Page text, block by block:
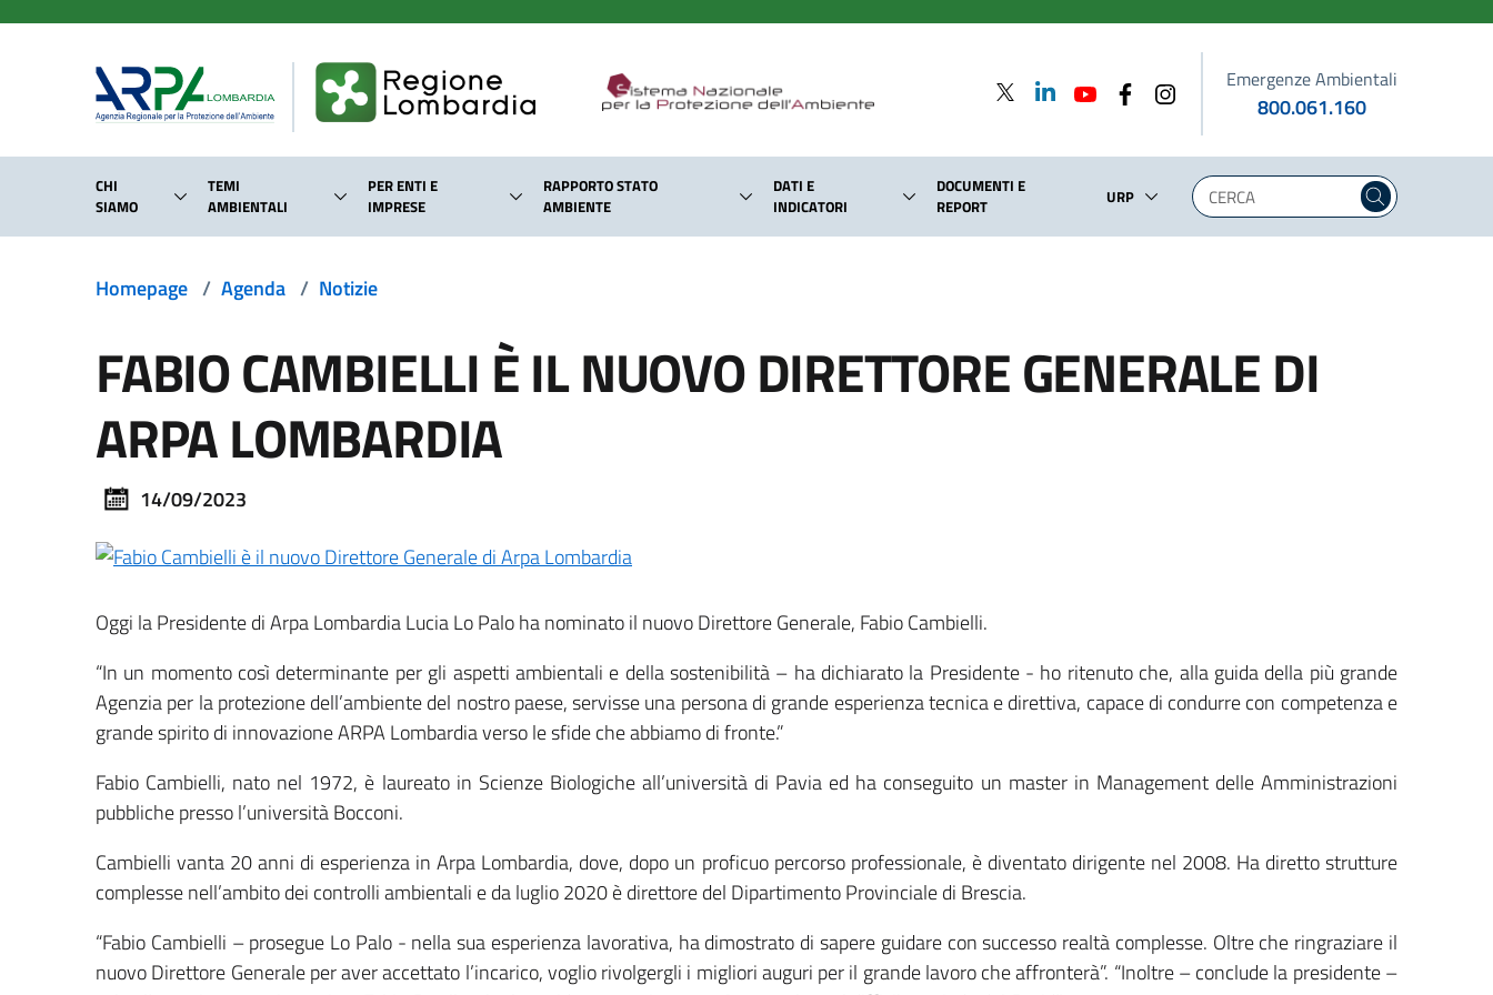
Emergenze Ambientali
800.061.160
CHI
SIAMO
TEMI
AMBIENTALI
PER ENTI E
IMPRESE
RAPPORTO STATO
AMBIENTE
DATI E
INDICATORI
DOCUMENTI E
REPORT
URP
Homepage / Agenda / Notizie
FABIO CAMBIELLI È IL NUOVO DIRETTORE GENERALE DI
ARPA LOMBARDIA
14/09/2023
Oggi la Presidente di Arpa Lombardia Lucia Lo Palo ha nominato il nuovo Direttore Generale, Fabio Cambielli.
“In un momento così determinante per gli aspetti ambientali e della sostenibilità – ha dichiarato la Presidente - ho ritenuto che, alla guida della più grande
Agenzia per la protezione dell’ambiente del nostro paese, servisse una persona di grande esperienza tecnica e direttiva, capace di condurre con competenza e
grande spirito di innovazione ARPA Lombardia verso le sfide che abbiamo di fronte.”
Fabio Cambielli, nato nel 1972, è laureato in Scienze Biologiche all’università di Pavia ed ha conseguito un master in Management delle Amministrazioni
pubbliche presso l’università Bocconi.
Cambielli vanta 20 anni di esperienza in Arpa Lombardia, dove, dopo un proficuo percorso professionale, è diventato dirigente nel 2008. Ha diretto strutture
complesse nell’ambito dei controlli ambientali e da luglio 2020 è direttore del Dipartimento Provinciale di Brescia.
“Fabio Cambielli – prosegue Lo Palo - nella sua esperienza lavorativa, ha dimostrato di sapere guidare con successo realtà complesse. Oltre che ringraziare il
nuovo Direttore Generale per aver accettato l’incarico, voglio rivolgergli i migliori auguri per il grande lavoro che affronterà”. “Inoltre – conclude la presidente –